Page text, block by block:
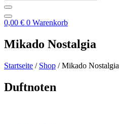
0,00 € 0 Warenkorb
Mikado Nostalgia
Startseite / Shop / Mikado Nostalgia
Duftnoten